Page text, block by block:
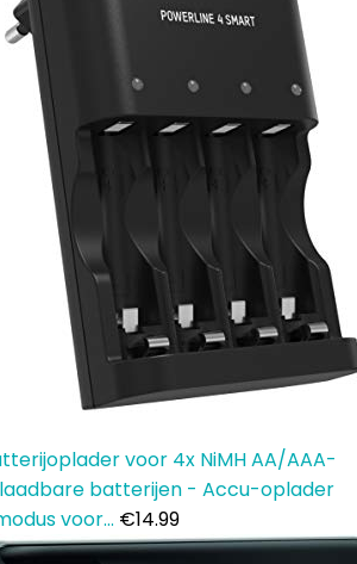
voor 4x NiMH AA/AAA-
batterijen - Accu-oplader
voor… €14.99